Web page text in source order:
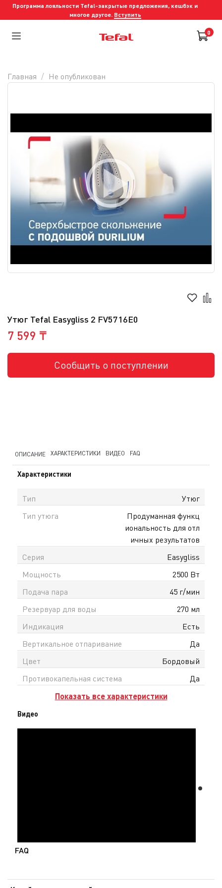
Программа лояльности Tefal-закрытые предложения, кешбэк и
многое другое. Вступить
0
Утюг Tefal Easygliss 2 FV5716E0
7 599 ₸
Сообщить о поступлении
Главная Не опубликован
ОПИСАНИЕ ХАРАКТЕРИСТИКИ ВИДЕО FAQ
Характеристики
Тип
Утюг
Тип утюга
Продуманная функц
иональность для отл
ичных результатов
Серия
Easygliss
Мощность
2500 Вт
Подача пара
45 г/мин
Резервуар для воды
270 мл
Индикация
Есть
Вертикальное отпаривание
Да
Цвет
Бордовый
Противокапельная система
Да
Показать все характеристики
Видео
FAQ